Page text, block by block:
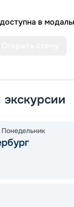
в
Понедельник